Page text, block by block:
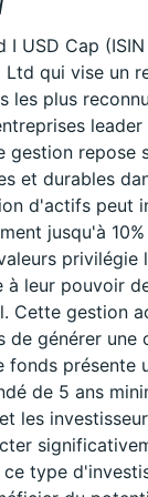
I USD Cap
Ltd qui vise un
les plus
gestion
et durables
d'actifs peut
jusqu'à
leur pouvoir
Cette gestion
de générer
fonds
de 5 ans
les
type